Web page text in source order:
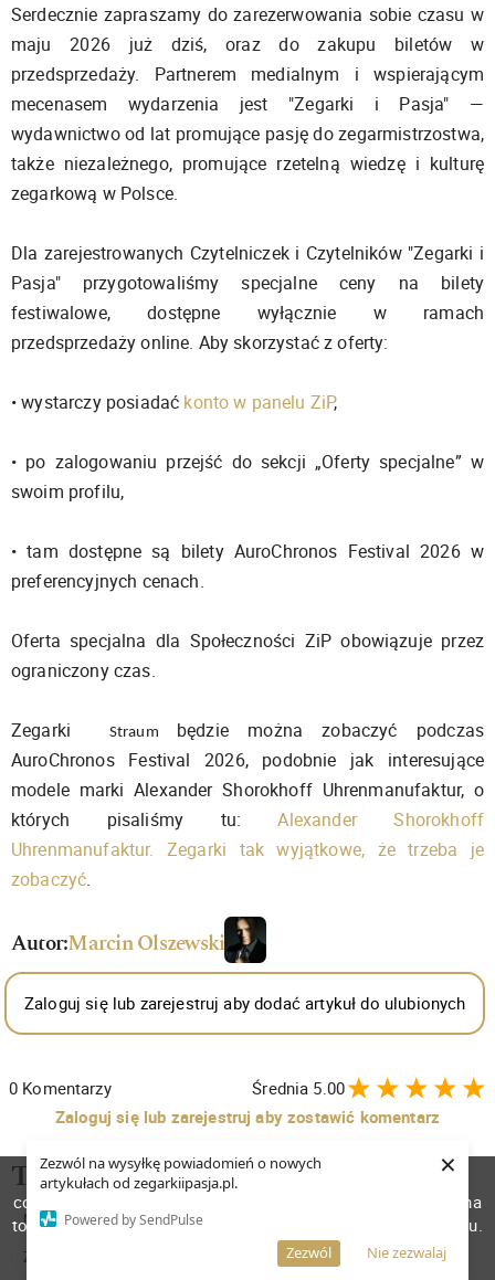
Zezwól na wysyłkę powiadomień o nowych
artykułach od zegarkiipasja.pl.
Powered by SendPulse
Nie zezwalaj
Zezwól
×
Serdecznie zapraszamy do zarezerwowania sobie czasu w
maju 2026 już dziś, oraz do zakupu biletów w
przedsprzedaży. Partnerem medialnym i wspierającym
mecenasem wydarzenia jest "Zegarki i Pasja" —
wydawnictwo od lat promujące pasję do zegarmistrzostwa,
także niezależnego, promujące rzetelną wiedzę i kulturę
zegarkową w Polsce.
Dla zarejestrowanych Czytelniczek i Czytelników "Zegarki i
Pasja" przygotowaliśmy specjalne ceny na bilety
festiwalowe, dostępne wyłącznie w ramach
przedsprzedaży online. Aby skorzystać z oferty:
• wystarczy posiadać konto w panelu ZiP,
• po zalogowaniu przejść do sekcji „Oferty specjalne” w
swoim profilu,
• tam dostępne są bilety AuroChronos Festival 2026 w
preferencyjnych cenach.
Oferta specjalna dla Społeczności ZiP obowiązuje przez
ograniczony czas.
Zegarki Straum
będzie można zobaczyć podczas
AuroChronos Festival 2026, podobnie jak interesujące
modele marki Alexander Shorokhoff Uhrenmanufaktur, o
których pisaliśmy tu:Alexander Shorokhoff
Uhrenmanufaktur. Zegarki tak wyjątkowe, że trzeba je
zobaczyć.
Autor:Marcin Olszewski
Zaloguj się lub zarejestruj aby dodać artykuł do ulubionych
0 Komentarzy Średnia 5.00
Zaloguj się lub zarejestruj aby zostawić komentarz
Tagi:
NIETYPOWE ZEGARKI
ZEGAREK MĘSKI NA PASKU
ZEGARKI MĘSKIE MECHANICZNE
ZEGAREK MECHANICZNY
W celu poprawienia jakości usług korzystamy z plików
cookies. Pozostanie na stronie oznacza, iż wyrażasz zgodę na
to, że pliki cookies będą przechowywane w Twoim urządzeniu.
Więcej informacji